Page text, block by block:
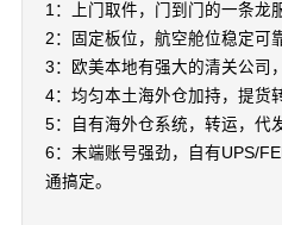
1：上门取件，门到门的一条龙
2：固定板位，航空舱位稳定可
3：欧美本地有强大的清关公司
4：均匀本土海外仓加持，提货
5：自有海外仓系统，转运，代
6：末端账号强劲，自有UPS/
通搞定。